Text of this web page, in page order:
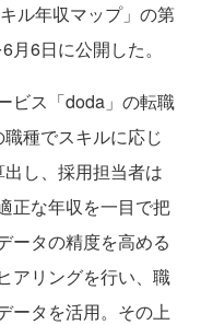
ル年収マップ」の第
6日に公開した。
ビス「doda」の転職
種でスキルに応じ
し、採用担当者は
正な年収を一目で把
ータの精度を高める
アリングを行い、職
ータを活用。その上